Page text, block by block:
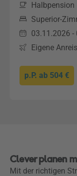
Halbpension
Superior-
03.11.2026 -
Eigene
p.P. ab 504 €
Clever planen
Mit der richtigen